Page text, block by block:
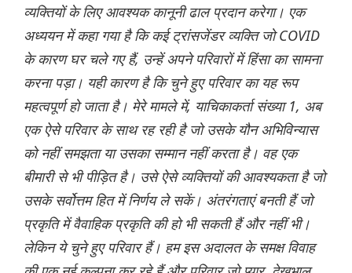
व्यक्तियों के लिए आवश्यक कानूनी ढाल प्रदान करेगा। एक
अध्ययन में कहा गया है कि कई ट्रांसजेंडर व्यक्ति जो COVID
के कारण घर चले गए हैं, उन्हें अपने परिवारों में हिंसा का सामना
करना पड़ा। यही कारण है कि चुने हुए परिवार का यह रूप
महत्वपूर्ण हो जाता है। मेरे मामले में, याचिकाकर्ता संख्या 1, अब
एक ऐसे परिवार के साथ रह रही है जो उसके यौन अभिविन्यास
को नहीं समझता या उसका सम्मान नहीं करता है। वह एक
बीमारी से भी पीड़ित है। उसे ऐसे व्यक्तियों की आवश्यकता है जो
उसके सर्वोत्तम हित में निर्णय ले सकें। अंतरंगताएं बनती हैं जो
प्रकृति में वैवाहिक प्रकृति की हो भी सकती हैं और नहीं भी।
लेकिन ये चुने हुए परिवार हैं। हम इस अदालत के समक्ष विवाह